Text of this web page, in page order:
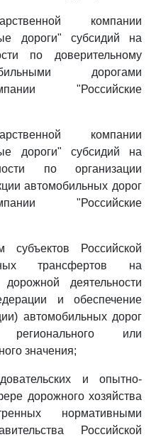
компании
дороги" субсидий на
по доверительному
дорогами
"Российские
компании
дороги" субсидий на
по организации
автомобильных дорог
"Российские
субъектов Российской
трансфертов на
деятельности
и обеспечение
автомобильных дорог
или
значения;
и опытно-
дорожного хозяйства
нормативными
Российской